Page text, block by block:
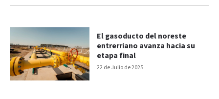
22 de Julio de 2025
El gasoducto del noreste
entrerriano avanza hacia su
etapa final